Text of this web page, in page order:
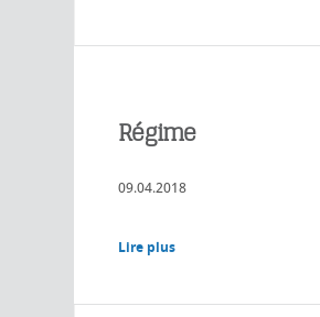
Régime
09.04.2018
Lire plus